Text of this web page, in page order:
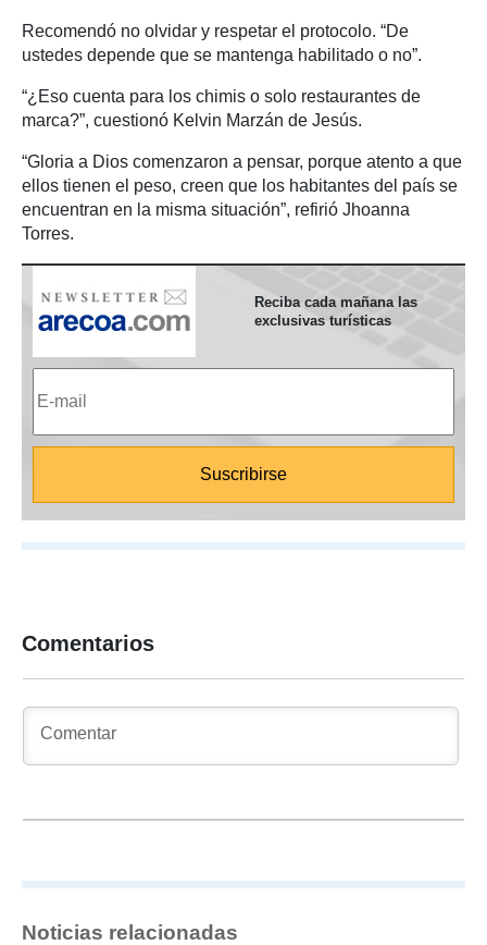
Recomendó no olvidar y respetar el protocolo. “De
ustedes depende que se mantenga habilitado o no”.
“¿Eso cuenta para los chimis o solo restaurantes de
marca?”, cuestionó Kelvin Marzán de Jesús.
“Gloria a Dios comenzaron a pensar, porque atento a que
ellos tienen el peso, creen que los habitantes del país se
encuentran en la misma situación”, refirió Jhoanna
Torres.
Reciba cada mañana las
exclusivas turísticas
Comentarios
Noticias relacionadas